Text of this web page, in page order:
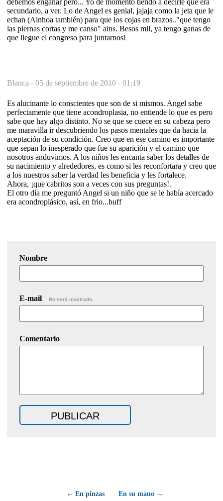
secundario, a ver. Lo de Angel es genial, jajaja como la jeta que le
echan (Ainhoa también) para que los cojas en brazos.."que tengo
las piernas cortas y me canso" ains. Besos mil, ya tengo ganas de
que llegue el congreso para juntarnos!
Blanca - 05 de septiembre de 2010 - 01:19
Es alucinante lo conscientes que son de si mismos. Angel sabe
perfectamente que tiene acondroplasia, no entiende lo que es pero
sabe que hay algo distinto. No se que se cuece en su cabeza pero
me maravilla ir descubriendo los pasos mentales que da hacia la
aceptación de su condición. Creo que en ese camino es importante
que sepan lo inesperado que fue su aparición y el camino que
nosotros anduvimos. A los niños les encanta saber los detalles de
su nacimiento y alrededores, es como si les reconfortara y creo que
a los nuestros saber la verdad les beneficia y les fortalece.
Ahora, ¡que cabritos son a veces con sus preguntas!.
El otro día me preguntó Angel si un niño que se le había acercado
era acondroplásico, así, en frio...buff
Nombre
E-mail No será mostrado.
Comentario
← En pinzas En su mano →